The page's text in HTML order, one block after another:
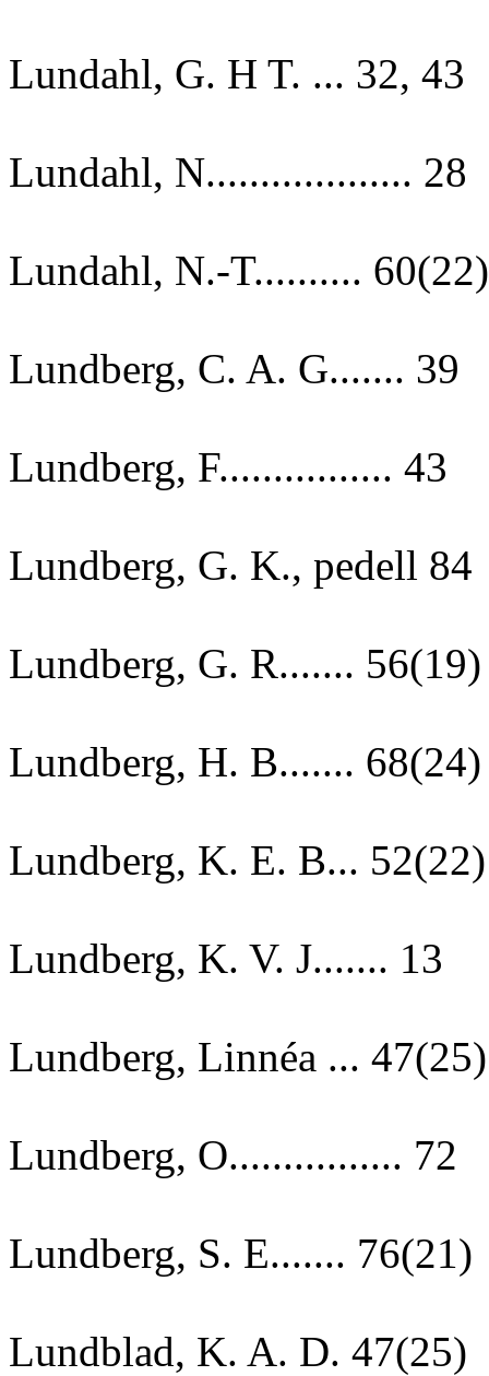
Lundahl, G. H T. ... 32, 43
Lundahl, N................... 28
Lundahl, N.-T.......... 60(22)
Lundberg, C. A. G....... 39
Lundberg, F................ 43
Lundberg, G. K., pedell 84
Lundberg, G. R....... 56(19)
Lundberg, H. B....... 68(24)
Lundberg, K. E. B... 52(22)
Lundberg, K. V. J....... 13
Lundberg, Linnéa ... 47(25)
Lundberg, O................ 72
Lundberg, S. E....... 76(21)
Lundblad, K. A. D. 47(25)